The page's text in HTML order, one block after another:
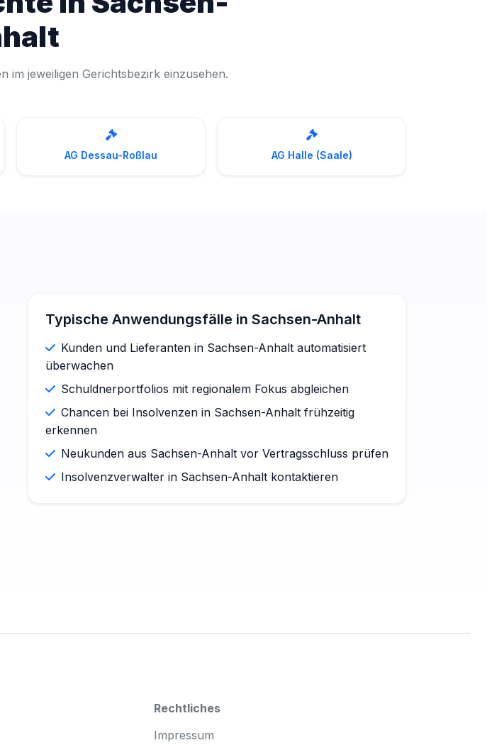
im jeweiligen Gerichtsbezirk einzusehen.
AG Dessau-Roßlau AG Halle (Saale)
Typische Anwendungsfälle in Sachsen-Anhalt
Kunden und Lieferanten in Sachsen-Anhalt automatisiert
überwachen
Schuldnerportfolios mit regionalem Fokus abgleichen
Chancen bei Insolvenzen in Sachsen-Anhalt frühzeitig
erkennen
Neukunden aus Sachsen-Anhalt vor Vertragsschluss prüfen
Insolvenzverwalter in Sachsen-Anhalt kontaktieren
Rechtliches
Impressum